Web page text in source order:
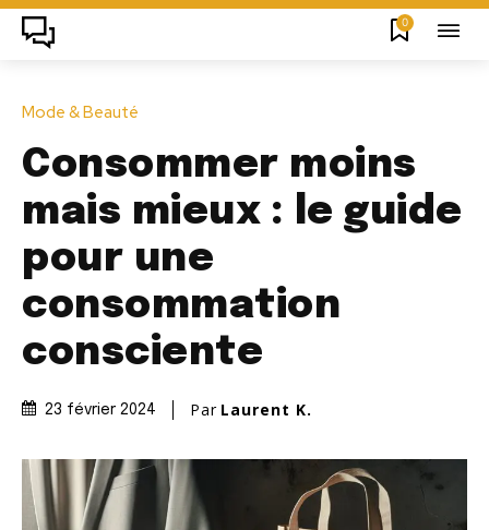
0
Mode & Beauté
Consommer moins
mais mieux : le guide
pour une
consommation
consciente
23 février 2024 Par Laurent K.